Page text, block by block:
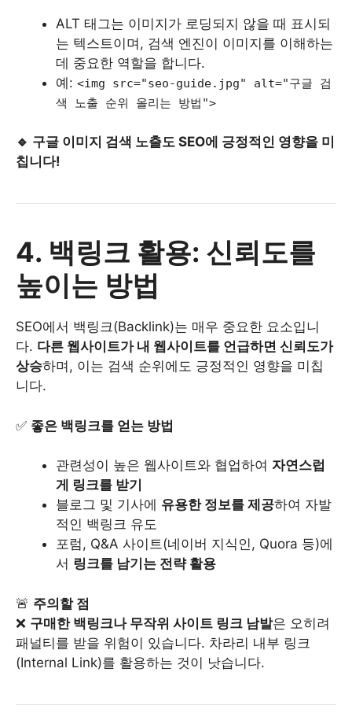
ALT 태그는 이미지가 로딩되지 않을 때 표시되
는 텍스트이며, 검색 엔진이 이미지를 이해하는
데 중요한 역할을 합니다.
예: <img src="seo-guide.jpg" alt="구글 검
색 노출 순위 올리는 방법">
🔹 구글 이미지 검색 노출도 SEO에 긍정적인 영향을 미
칩니다!
4. 백링크 활용: 신뢰도를
높이는 방법
SEO에서 백링크(Backlink)는 매우 중요한 요소입니
다. 다른 웹사이트가 내 웹사이트를 언급하면 신뢰도가
상승하며, 이는 검색 순위에도 긍정적인 영향을 미칩
니다.
✅ 좋은 백링크를 얻는 방법
관련성이 높은 웹사이트와 협업하여 자연스럽
게 링크를 받기
블로그 및 기사에 유용한 정보를 제공하여 자발
적인 백링크 유도
포럼, Q&A 사이트(네이버 지식인, Quora 등)에
서 링크를 남기는 전략 활용
🚨 주의할 점
❌ 구매한 백링크나 무작위 사이트 링크 남발은 오히려
패널티를 받을 위험이 있습니다. 차라리 내부 링크
(Internal Link)를 활용하는 것이 낫습니다.